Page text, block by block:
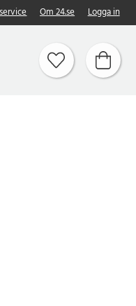
Om 24.se Logga in